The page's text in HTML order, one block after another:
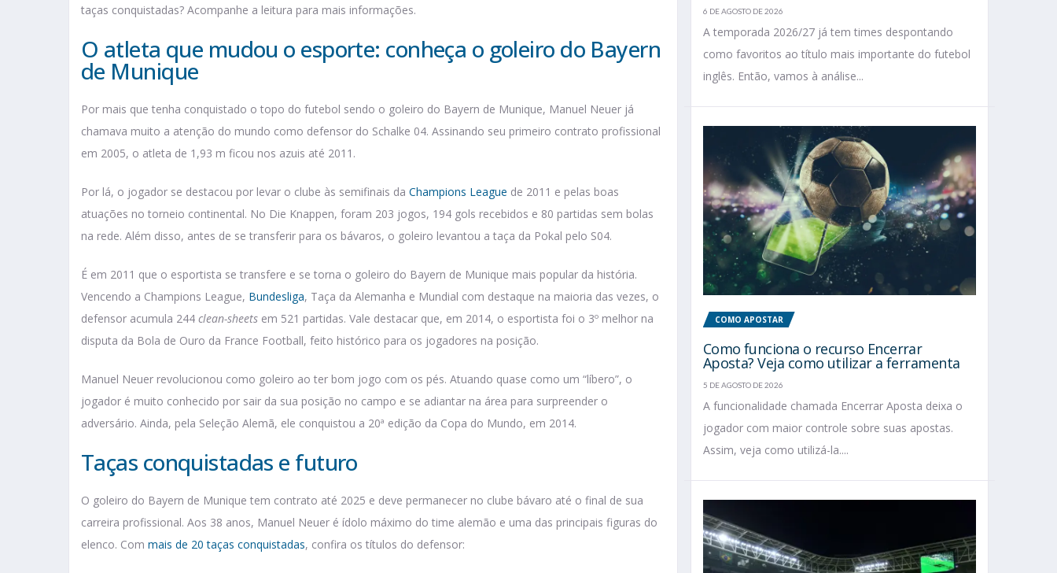
taças conquistadas? Acompanhe a leitura para mais informações.
O atleta que mudou o esporte: conheça o goleiro do Bayern
de Munique
Por mais que tenha conquistado o topo do futebol sendo o goleiro do Bayern de Munique, Manuel Neuer já
chamava muito a atenção do mundo como defensor do Schalke 04. Assinando seu primeiro contrato profissional
em 2005, o atleta de 1,93 m ficou nos azuis até 2011.
Por lá, o jogador se destacou por levar o clube às semifinais da Champions League de 2011 e pelas boas
atuações no torneio continental. No Die Knappen, foram 203 jogos, 194 gols recebidos e 80 partidas sem bolas
na rede. Além disso, antes de se transferir para os bávaros, o goleiro levantou a taça da Pokal pelo S04.
É em 2011 que o esportista se transfere e se torna o goleiro do Bayern de Munique mais popular da história.
Vencendo a Champions League, Bundesliga, Taça da Alemanha e Mundial com destaque na maioria das vezes, o
defensor acumula 244 clean-sheets em 521 partidas. Vale destacar que, em 2014, o esportista foi o 3º melhor na
disputa da Bola de Ouro da France Football, feito histórico para os jogadores na posição.
Manuel Neuer revolucionou como goleiro ao ter bom jogo com os pés. Atuando quase como um “líbero”, o
jogador é muito conhecido por sair da sua posição no campo e se adiantar na área para surpreender o
adversário. Ainda, pela Seleção Alemã, ele conquistou a 20ª edição da Copa do Mundo, em 2014.
Taças conquistadas e futuro
O goleiro do Bayern de Munique tem contrato até 2025 e deve permanecer no clube bávaro até o final de sua
carreira profissional. Aos 38 anos, Manuel Neuer é ídolo máximo do time alemão e uma das principais figuras do
elenco. Com mais de 20 taças conquistadas, confira os títulos do defensor:
6 DE AGOSTO DE 2026
A temporada 2026/27 já tem times despontando
como favoritos ao título mais importante do futebol
inglês. Então, vamos à análise...
COMO APOSTAR
Como funciona o recurso Encerrar
Aposta? Veja como utilizar a ferramenta
5 DE AGOSTO DE 2026
A funcionalidade chamada Encerrar Aposta deixa o
jogador com maior controle sobre suas apostas.
Assim, veja como utilizá-la....